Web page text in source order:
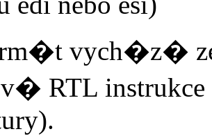
vych�z�
RTL instrukce